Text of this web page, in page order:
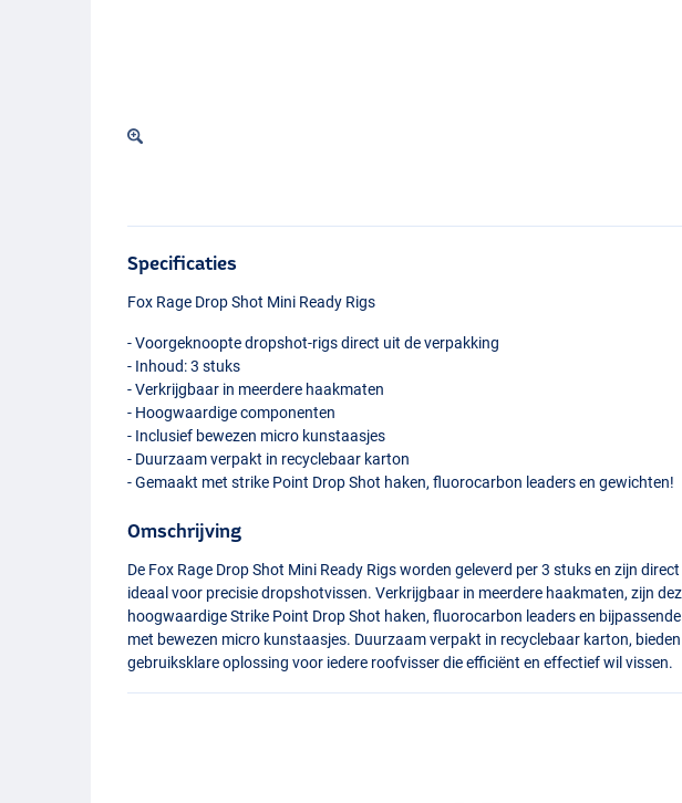
Specificaties
Fox Rage Drop Shot Mini Ready Rigs
- Voorgeknoopte dropshot-rigs direct uit de verpakking
- Inhoud: 3 stuks
- Verkrijgbaar in meerdere haakmaten
- Hoogwaardige componenten
- Inclusief bewezen micro kunstaasjes
- Duurzaam verpakt in recyclebaar karton
- Gemaakt met strike Point Drop Shot haken, fluorocarbon leaders en gewichten!
Omschrijving
De Fox Rage Drop Shot Mini Ready Rigs worden geleverd per 3 stuks en zijn
ideaal voor precisie dropshotvissen. Verkrijgbaar in meerdere haakmaten, zijn
hoogwaardige Strike Point Drop Shot haken, fluorocarbon leaders en
met bewezen micro kunstaasjes. Duurzaam verpakt in recyclebaar karton,
gebruiksklare oplossing voor iedere roofvisser die efficiënt en effectief wil vissen.